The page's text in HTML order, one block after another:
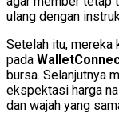
ulang dengan
Setelah itu, mereka
pada
bursa. Selanjutnya
ekspektasi harga
dan wajah yang